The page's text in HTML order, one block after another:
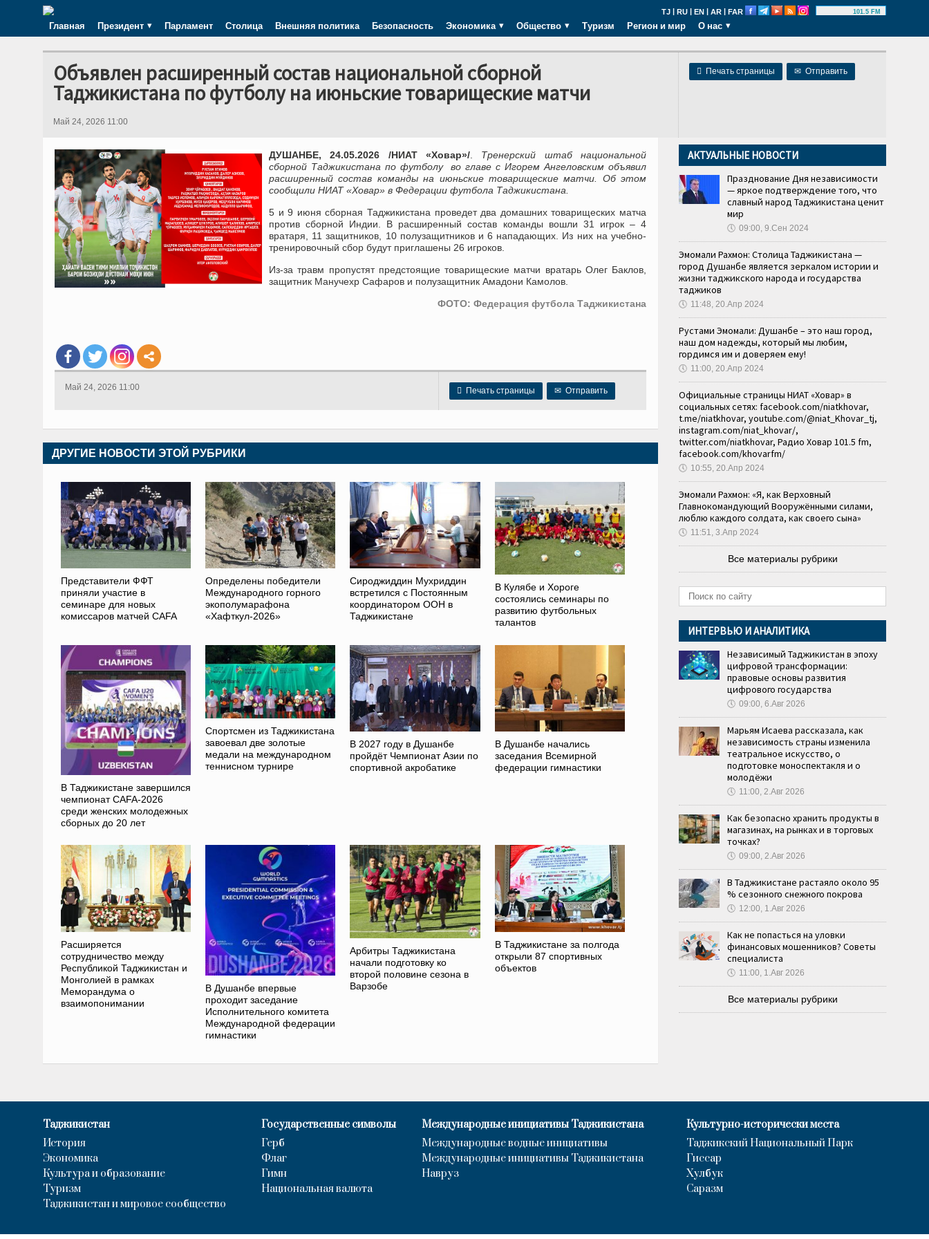
TJ | RU | EN | AR | FAR 101.5 FM
Главная Президент Парламент Столица Внешняя политика Безопасность Экономика Общество Туризм Регион и мир О нас
 Печать страницы ✉ Отправить
Объявлен расширенный состав национальной сборной
Таджикистана по футболу на июньские товарищеские матчи
Май 24, 2026 11:00
ДУШАНБЕ, 24.05.2026 /НИАТ «Ховар»/
Тренерский штаб национальной
сборной Таджикистана по футболу во главе с Игорем Ангеловским объявил
расширенный состав команды на июньские товарищеские матчи. Об этом
сообщили НИАТ «Ховар» в Федерации футбола Таджикистана.
5 и 9 июня сборная Таджикистана проведет два домашних товарищеских матча
против сборной Индии. В расширенный состав команды вошли 31 игрок – 4
вратаря, 11 защитников, 10 полузащитников и 6 нападающих. Из них на учебно-
тренировочный сбор будут приглашены 26 игроков.
Из-за травм пропустят предстоящие товарищеские матчи вратарь Олег Баклов,
защитник Манучехр Сафаров и полузащитник Амадони Камолов.
ФОТО: Федерация футбола Таджикистана
 Печать страницы ✉ Отправить
Май 24, 2026 11:00
ДРУГИЕ НОВОСТИ ЭТОЙ РУБРИКИ
Представители ФФТ
приняли участие в
семинаре для новых
комиссаров матчей CAFA
Определены победители
Международного горного
экополумарафона
«Хафткул-2026»
Сироджиддин Мухриддин
встретился с Постоянным
координатором ООН в
Таджикистане
В Кулябе и Хороге
состоялись семинары по
развитию футбольных
талантов
В Таджикистане завершился
чемпионат CAFA-2026
среди женских молодежных
сборных до 20 лет
Спортсмен из Таджикистана
завоевал две золотые
медали на международном
теннисном турнире
В 2027 году в Душанбе
пройдёт Чемпионат Азии по
спортивной акробатике
В Душанбе начались
заседания Всемирной
федерации гимнастики
Расширяется
сотрудничество между
Республикой Таджикистан и
Монголией в рамках
Меморандума о
взаимопонимании
В Душанбе впервые
проходит заседание
Исполнительного комитета
Международной федерации
гимнастики
Арбитры Таджикистана
начали подготовку ко
второй половине сезона в
Варзобе
В Таджикистане за полгода
открыли 87 спортивных
объектов
АКТУАЛЬНЫЕ НОВОСТИ
Празднование Дня независимости
— яркое подтверждение того, что
славный народ Таджикистана ценит
мир
🕔 09:00, 9.Сен 2024
Эмомали Рахмон: Столица Таджикистана —
город Душанбе является зеркалом истории и
жизни таджикского народа и государства
таджиков
🕔 11:48, 20.Апр 2024
Рустами Эмомали: Душанбе – это наш город,
наш дом надежды, который мы любим,
гордимся им и доверяем ему!
🕔 11:00, 20.Апр 2024
Официальные страницы НИАТ «Ховар» в
социальных сетях: facebook.com/niatkhovar,
t.me/niatkhovar, youtube.com/@niat_Khovar_tj,
instagram.com/niat_khovar/,
twitter.com/niatkhovar, Радио Ховар 101.5 fm,
facebook.com/khovarfm/
🕔 10:55, 20.Апр 2024
Эмомали Рахмон: «Я, как Верховный
Главнокомандующий Вооружёнными силами,
люблю каждого солдата, как своего сына»
🕔 11:51, 3.Апр 2024
Все материалы рубрики
ИНТЕРВЬЮ И АНАЛИТИКА
Независимый Таджикистан в эпоху
цифровой трансформации:
правовые основы развития
цифрового государства
🕔 09:00, 6.Авг 2026
Марьям Исаева рассказала, как
независимость страны изменила
театральное искусство, о
подготовке моноспектакля и о
молодёжи
🕔 11:00, 2.Авг 2026
Как безопасно хранить продукты в
магазинах, на рынках и в торговых
точках?
🕔 09:00, 2.Авг 2026
В Таджикистане растаяло около 95
% сезонного снежного покрова
🕔 12:00, 1.Авг 2026
Как не попасться на уловки
финансовых мошенников? Советы
специалиста
🕔 11:00, 1.Авг 2026
Все материалы рубрики
Таджикистан
История
Экономика
Культура и образование
Туризм
Таджикистан и мировое сообщество
Государственные символы
Герб
Флаг
Гимн
Национальная валюта
Международные инициативы Таджикистана
Международные водные инициативы
Международные инициативы Таджикистана
Навруз
Культурно-исторически места
Таджикский Национальный Парк
Гиссар
Хулбук
Саразм